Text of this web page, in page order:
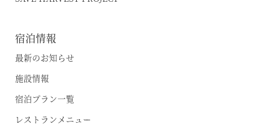
宿泊情報
最新のお知らせ
施設情報
宿泊プラン一覧
レストランメニュー